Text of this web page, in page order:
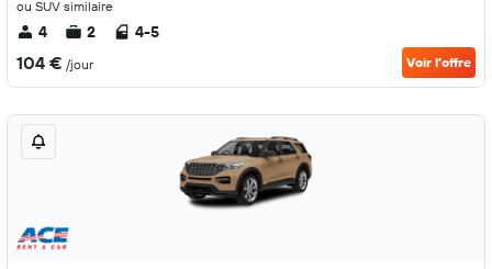
ou SUV similaire
4 2 4-5
104 € /jour Voir l’offre